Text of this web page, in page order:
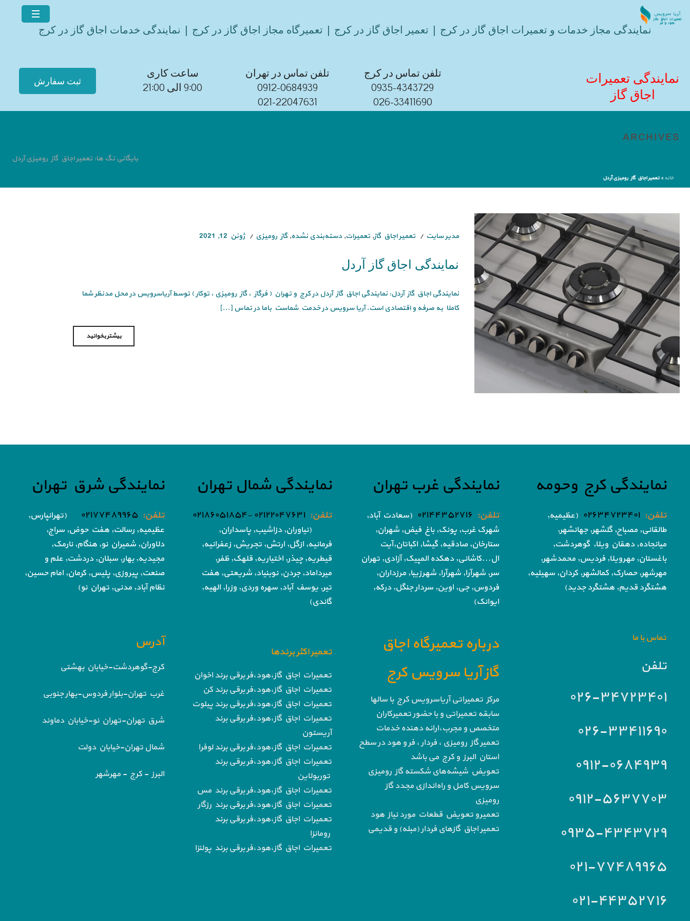
نمایندگی مجاز خدمات و تعمیرات اجاق گاز در کرج | تعمیر اجاق گاز در کرج | تعمیرگاه مجاز اجاق گاز در کرج | نمایندگی خدمات اجاق گاز در کرج
ثبت سفارش
ساعت کاری
9:00 الی 21:00
تلفن تماس در تهران
0912-0684939
021-22047631
تلفن تماس در کرج
0935-4343729
026-33411690
نمایندگی تعمیرات
اجاق گاز
ARCHIVES
بایگانی تگ ها: تعمیر اجاق گاز رومیزی آردل
خانه » تعمیر اجاق گاز رومیزی آردل
مدیر سایت تعمیر اجاق گاز, تعمیرات, دسته‌بندی نشده,گاز رومیزی ژوئن 12, 2021
نمایندگی اجاق گاز آردل
نمایندگی اجاق گاز آردل: نمایندگی اجاق گاز آردل در کرج و تهران ( فرگاز ، گاز رومیزی ، توکار ) توسط آریاسرویس در محل مدنظر شما
کاملا به صرفه و اقتصادی است. آریا سرویس در خدمت شماست باما در تماس [...]
بیشتر بخوانید
نمایندگی شرق تهران
تلفن: ۰۲۱۷۷۴۸۹۹۶۵
(تهرانپارس,
عظیمیه, رسالت, هفت حوض, سراج,
دلاوران, شمیران نو, هنگام, نارمک,
مجیدیه, بهار, سبلان, دردشت, علم و
صنعت, پیروزی, پلیس, کرمان, امام حسین,
نظام آباد, مدنی, تهران نو)
آدرس
کرج-گوهردشت-خیابان بهشتی
غرب تهران-بلوار فردوس-بهار جنوبی
شرق تهران-تهران نو-خیابان دماوند
شمال تهران-خیابان دولت
البرز - کرج - مهرشهر
نمایندگی شمال تهران
تلفن: ۰۲۱۲۲۰۴۷۶۳۱ -۰۲۱۸۶۰۵۱۸۵۴
(نیاوران, دزاشیب, پاسداران,
فرمانیه, ازگل, ارتش, تجریش, زعفرانیه,
قیطریه, چیذر, اختیاریه, قلهک, ظفر,
میرداماد, جردن, نوبنیاد, شریعتی, هفت
تیر, یوسف آباد, سهره وردی, وزرا, الهیه,
گاندی)
تعمیر اکثر برندها
تعمیرات اجاق گاز،هود،فر برقی برند اخوان
تعمیرات اجاق گاز،هود،فر برقی برند کن
تعمیرات اجاق گاز،هود،فر برقی برند پیلوت
تعمیرات اجاق گاز،هود،فر برقی برند
آریستون
تعمیرات اجاق گاز،هود،فر برقی برند لوفرا
تعمیرات اجاق گاز،هود،فر برقی برند
توربولاین
تعمیرات اجاق گاز،هود،فر برقی برند مس
تعمیرات اجاق گاز،هود،فر برقی برند رزگار
تعمیرات اجاق گاز،هود،فر برقی برند
رومانزا
تعمیرات اجاق گاز،هود،فر برقی برند پولنزا
نمایندگی غرب تهران
تلفن: ۰۲۱۴۴۳۵۲۷۱۶ (سعادت آباد,
شهرک غرب, پونک, باغ فیض, شهران,
ستارخان, صادقیه, گیشا, اکباتان,آیت
ال...کاشانی, دهکده المپیک, آزادی, تهران
سر, شهرآرا, شهرآرا, شهرزیبا, مرزداران,
فردوس, جی, اوین, سردار جنگل, درکه,
ایوانک)
درباره تعمیرگاه اجاق
گاز آریا سرویس کرج
مرکز تعمیراتی آریاسرویس کرج با سالها
سابقه تعمیراتی و با حضور تعمیرکاران
متخصص و مجرب،ارائه دهنده خدمات
تعمیر گاز رومیزی ، فردار ، فر و هود در سطح
استان البرز و کرج می باشد
تعویض شیشه‌های شکسته گاز رومیزی
سرویس کامل و راه‌اندازی مجدد گاز
رومیزی
تعمیرو تعویض قطعات مورد نیاز هود
تعمیر اجاق گاز‌های فردار (مبله) و قدیمی
نمایندگی کرج وحومه
تلفن: ۰۲۶۳۴۷۲۳۴۰۱
(عظیمیه,
طالقانی, مصباح, گلشهر, جهانشهر,
میانجاده, دهقان ویلا, گوهردشت,
باغستان, مهرویلا, فردیس, محمدشهر,
مهرشهر, حصارک, کمالشهر, کردان, سهیلیه,
هشتگرد قدیم, هشتگرد جدید)
تماس با ما
تلفن
۰۲۶-۳۴۷۲۳۴۰۱
۰۲۶-۳۳۴۱۱۶۹۰
۰۹۱۲-۰۶۸۴۹۳۹
۰۹۱۲-۵۶۳۷۷۰۳
۰۹۳۵-۴۳۴۳۷۲۹
۰۲۱-۷۷۴۸۹۹۶۵
۰۲۱-۴۴۳۵۲۷۱۶